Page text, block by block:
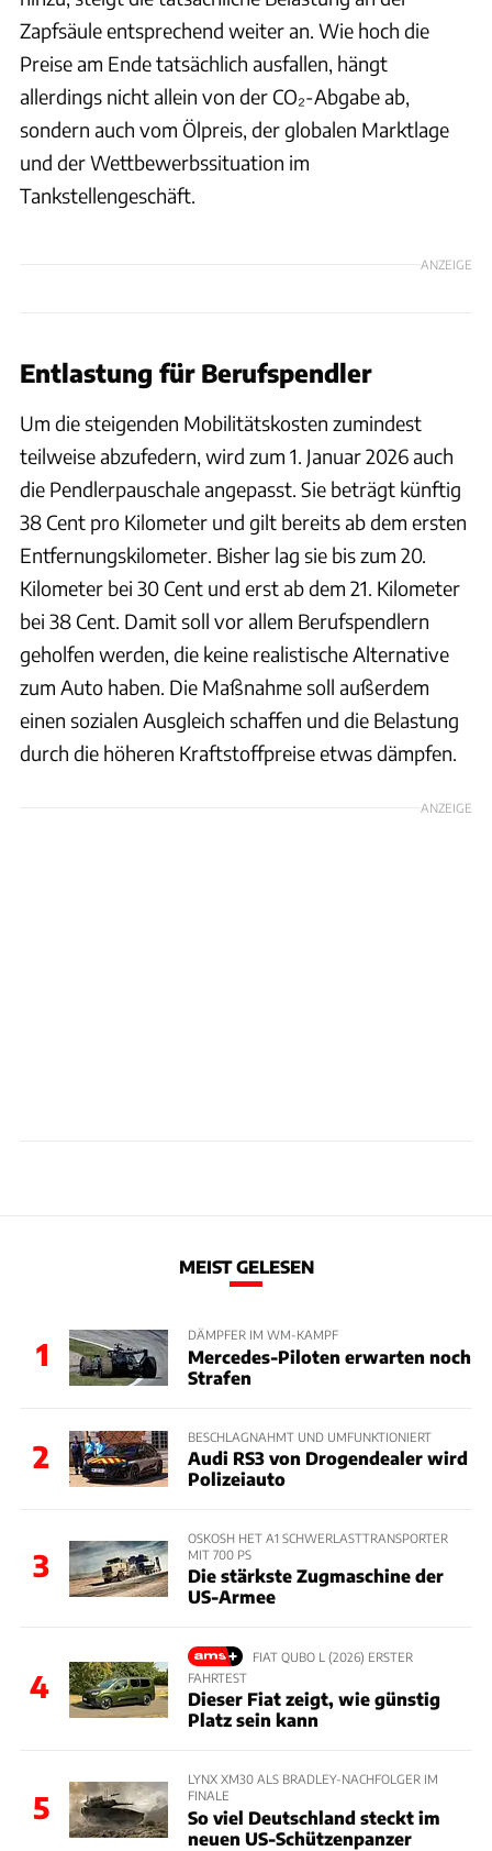
Zapfsäule entsprechend weiter an. Wie hoch die
Preise am Ende tatsächlich ausfallen, hängt
allerdings nicht allein von der CO₂-Abgabe ab,
sondern auch vom Ölpreis, der globalen Marktlage
und der Wettbewerbssituation im
Tankstellengeschäft.
ANZEIGE
Entlastung für Berufspendler
Um die steigenden Mobilitätskosten zumindest
teilweise abzufedern, wird zum 1. Januar 2026 auch
die Pendlerpauschale angepasst. Sie beträgt künftig
38 Cent pro Kilometer und gilt bereits ab dem ersten
Entfernungskilometer. Bisher lag sie bis zum 20.
Kilometer bei 30 Cent und erst ab dem 21. Kilometer
bei 38 Cent. Damit soll vor allem Berufspendlern
geholfen werden, die keine realistische Alternative
zum Auto haben. Die Maßnahme soll außerdem
einen sozialen Ausgleich schaffen und die Belastung
durch die höheren Kraftstoffpreise etwas dämpfen.
ANZEIGE
MEIST GELESEN
1
DÄMPFER IM WM-KAMPF
Mercedes-Piloten erwarten noch
Strafen
2
BESCHLAGNAHMT UND UMFUNKTIONIERT
Audi RS3 von Drogendealer wird
Polizeiauto
3
OSKOSH HET A1 SCHWERLASTTRANSPORTER
MIT 700 PS
Die stärkste Zugmaschine der
US-Armee
4
FIAT QUBO L (2026) ERSTER
FAHRTEST
Dieser Fiat zeigt, wie günstig
Platz sein kann
5
LYNX XM30 ALS BRADLEY-NACHFOLGER IM
FINALE
So viel Deutschland steckt im
neuen US-Schützenpanzer